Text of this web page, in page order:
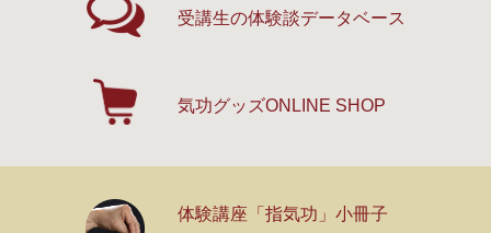
受講生の体験談データベース
気功グッズONLINE SHOP
体験講座「指気功」小冊子